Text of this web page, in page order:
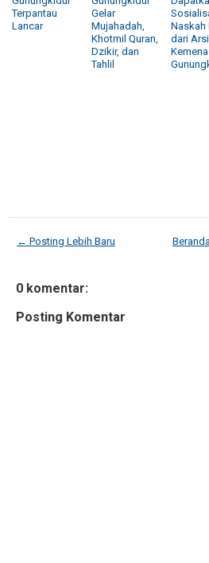
Terpantau
Lancar
Gelar
Mujahadah,
Khotmil Quran,
Dzikir, dan
Tahlil
Naskah
dari
← Posting Lebih Baru Beranda
0 komentar:
Posting Komentar